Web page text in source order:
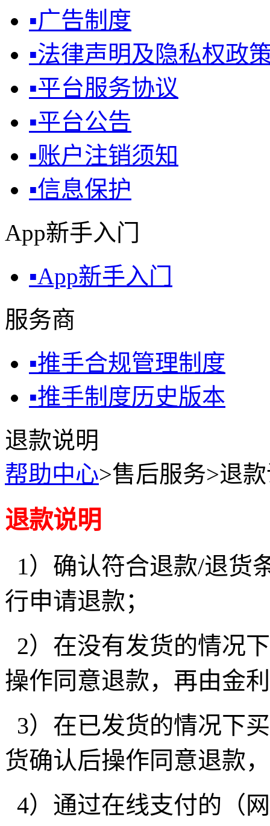
▪广告制度
▪法律声明及隐私权政
▪平台服务协议
▪平台公告
▪账户注销须知
▪信息保护
App新手入门
▪App新手入门
服务商
▪推手合规管理制度
▪推手制度历史版本
退款说明
帮助中心>售后服务>退
退款说明
1）确认符合退款/退货
行申请退款；
2）在没有发货的情况
操作同意退款，再由金
3）在已发货的情况下
货确认后操作同意退款
4）通过在线支付的（